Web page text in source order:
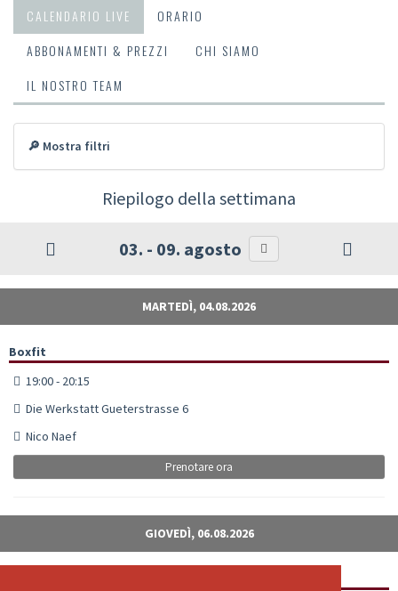
CALENDARIO LIVE
ORARIO
ABBONAMENTI & PREZZI
CHI SIAMO
IL NOSTRO TEAM
🔎 Mostra filtri
Riepilogo della settimana
03. - 09. agosto
MARTEDÌ, 04.08.2026
Boxfit
19:00 - 20:15
Die Werkstatt Gueterstrasse 6
Nico Naef
Prenotare ora
GIOVEDÌ, 06.08.2026